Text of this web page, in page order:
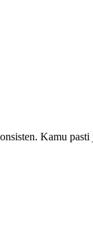
Kamu